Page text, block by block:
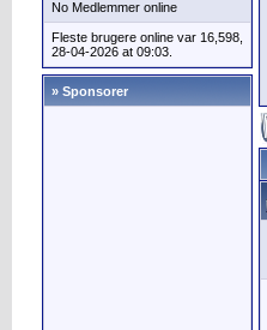
No Medlemmer online
Fleste brugere online var 16,598,
28-04-2026 at 09:03.
» Sponsorer